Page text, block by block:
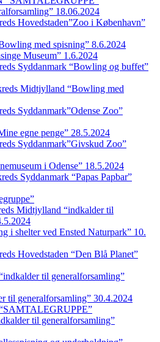
18.06.2024
Hovedstaden”Zoo i København”
med spisning” 8.6.2024
Museum” 1.6.2024
Syddanmark “Bowling og buffet”
Midtjylland “Bowling med
Syddanmark”Odense Zoo”
egne penge” 28.5.2024
Syddanmark”Givskud Zoo”
i Odense” 18.5.2024
Syddanmark “Papas Papbar”
Midtjylland “indkalder til
i shelter ved Ensted Naturpark” 10.
Hovedstaden “Den Blå Planet”
til generalforsamling”
til generalforsamling” 30.4.2024
til generalforsamling”